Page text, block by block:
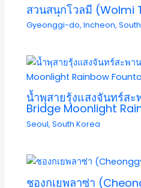
สวนสนุกโวลมี (Wolmi
Gyeonggi-do,Incheon,
น้ำพุสายรุ้งแสงจันทร์ส
Bridge Moonlight
Seoul,South Korea
ชองกเยพลาซ่า